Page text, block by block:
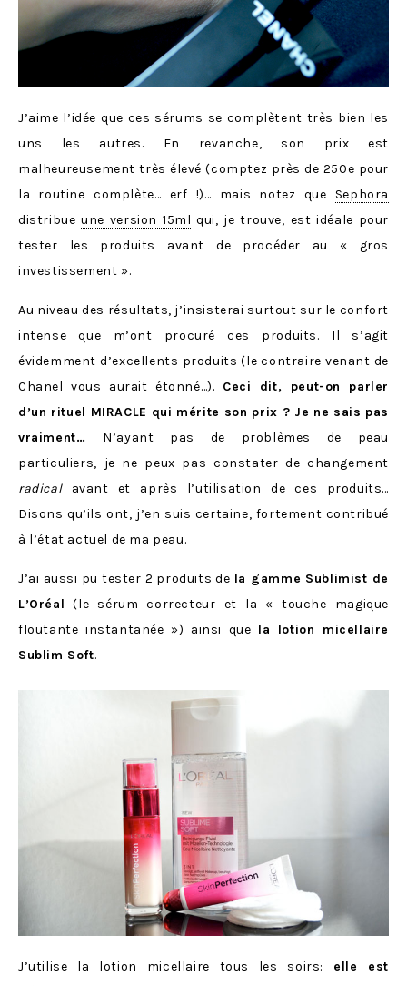
J’aime l’idée que ces sérums se complètent très bien les
uns les autres. En revanche, son prix est
malheureusement très élevé (comptez près de 250e pour
la routine complète… erf !)… mais notez que Sephora
distribueune version 15ml qui, je trouve, est idéale pour
tester les produits avant de procéder au « gros
investissement ».
Au niveau des résultats, j’insisterai surtout sur le confort
intense que m’ont procuré ces produits. Il s’agit
évidemment d’excellents produits (le contraire venant de
Chanel vous aurait étonné…). Ceci dit, peut-on parler
d’un rituel MIRACLE qui mérite son prix ? Je ne sais pas
vraiment… N’ayant pas de problèmes de peau
particuliers, je ne peux pas constater de changement
radicalavant et après l’utilisation de ces produits…
Disons qu’ils ont, j’en suis certaine, fortement contribué
à l’état actuel de ma peau.
J’ai aussi pu tester 2 produits de la gamme Sublimist de
L’Oréal (le sérum correcteur et la « touche magique
floutante instantanée ») ainsi que la lotion micellaire
Sublim Soft.
J’utilise la lotion micellaire tous les soirs: elle est